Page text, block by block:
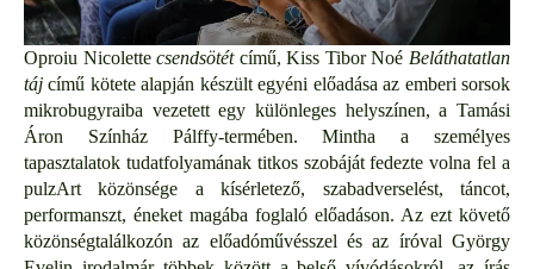
Oproiu Nicolettecsendsötétcímű, Kiss Tibor Noé Beláthatatlan
táj című kötete alapján készült egyéni előadása az emberi sorsok
mikrobugyraiba vezetett egy különleges helyszínen, a Tamási
Áron Színház Pálffy-termében. Mintha a személyes
tapasztalatok tudatfolyamának titkos szobáját fedezte volna fel a
pulzArt közönsége a kísérletező, szabadverselést, táncot,
performanszt, éneket magába foglaló előadáson. Az ezt követő
közönségtalálkozón az előadóművésszel és az íróval György